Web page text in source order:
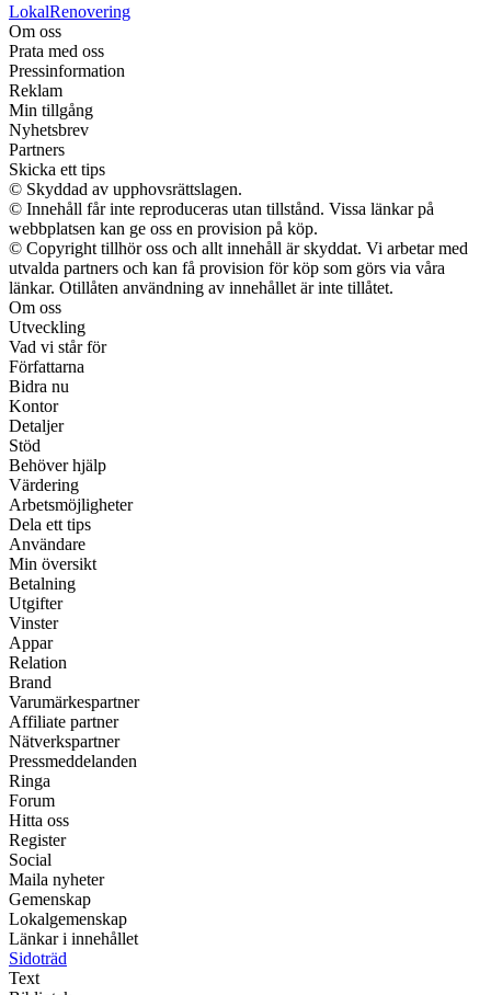
LokalRenovering
Om oss
Prata med oss
Pressinformation
Reklam
Min tillgång
Nyhetsbrev
Partners
Skicka ett tips
© Skyddad av upphovsrättslagen.
© Innehåll får inte reproduceras utan tillstånd. Vissa länkar på
webbplatsen kan ge oss en provision på köp.
© Copyright tillhör oss och allt innehåll är skyddat. Vi arbetar med
utvalda partners och kan få provision för köp som görs via våra
länkar. Otillåten användning av innehållet är inte tillåtet.
Om oss
Utveckling
Vad vi står för
Författarna
Bidra nu
Kontor
Detaljer
Stöd
Behöver hjälp
Värdering
Arbetsmöjligheter
Dela ett tips
Användare
Min översikt
Betalning
Utgifter
Vinster
Appar
Relation
Brand
Varumärkespartner
Affiliate partner
Nätverkspartner
Pressmeddelanden
Ringa
Forum
Hitta oss
Register
Social
Maila nyheter
Gemenskap
Lokalgemenskap
Länkar i innehållet
Sidoträd
Text